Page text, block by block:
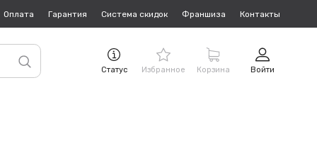
Оплата Гарантия Система скидок Франшиза Контакты
Статус Избранное Корзина Войти